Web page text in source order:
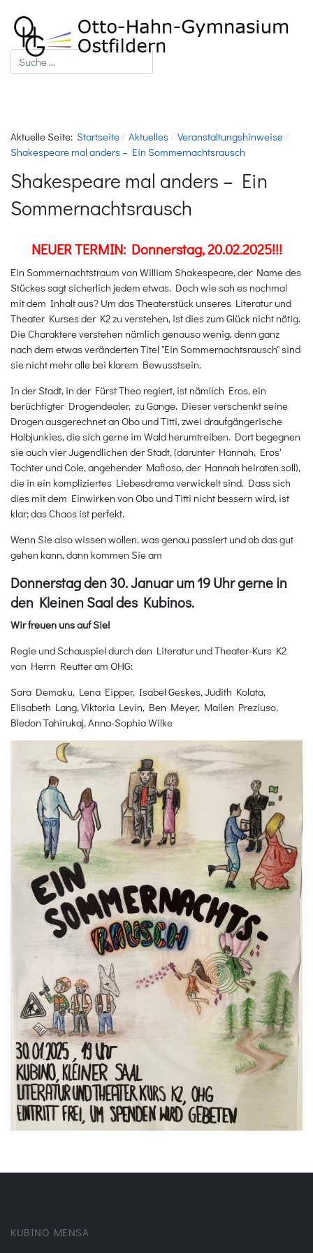
Suchen
Aktuelle Seite: Startseite Aktuelles
Veranstaltungshinweise
Shakespeare mal anders – Ein Sommernachtsrausch
Shakespeare mal anders – Ein
Sommernachtsrausch
NEUER TERMIN: Donnerstag, 20.02.2025!!!
Ein Sommernachtstraum von William Shakespeare, der Name des
Stückes sagt sicherlich jedem etwas. Doch wie sah es nochmal
mit dem Inhalt aus? Um das Theaterstück unseres Literatur und
Theater Kurses der K2 zu verstehen, ist dies zum Glück nicht nötig.
Die Charaktere verstehen nämlich genauso wenig, denn ganz
nach dem etwas veränderten Titel "Ein Sommernachtsrausch" sind
sie nicht mehr alle bei klarem Bewusstsein.
In der Stadt, in der Fürst Theo regiert, ist nämlich Eros, ein
berüchtigter Drogendealer, zu Gange. Dieser verschenkt seine
Drogen ausgerechnet an Obo und Titti, zwei draufgängerische
Halbjunkies, die sich gerne im Wald herumtreiben. Dort begegnen
sie auch vier Jugendlichen der Stadt, (darunter Hannah, Eros'
Tochter und Cole, angehender Mafioso, der Hannah heiraten soll),
die in ein kompliziertes Liebesdrama verwickelt sind. Dass sich
dies mit dem Einwirken von Obo und Titti nicht bessern wird, ist
klar; das Chaos ist perfekt.
Wenn Sie also wissen wollen, was genau passiert und ob das gut
gehen kann, dann kommen Sie am
Donnerstag den 30. Januar um 19 Uhr gerne in
den Kleinen Saal des Kubinos.
Wir freuen uns auf Sie!
Regie und Schauspiel durch den Literatur und Theater-Kurs K2
von Herrn Reutter am OHG:
Sara Demaku, Lena Eipper, Isabel Geskes, Judith Kolata,
Elisabeth Lang, Viktoria Levin, Ben Meyer, Mailen Preziuso,
Bledon Tahirukaj, Anna-Sophia Wilke
KUBINO MENSA